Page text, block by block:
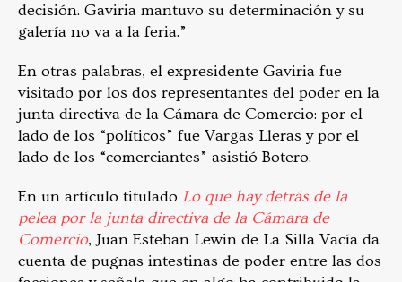
decisión. Gaviria mantuvo su determinación y su
galería no va a la feria.”
En otras palabras, el expresidente Gaviria fue
visitado por los dos representantes del poder en la
junta directiva de la Cámara de Comercio: por el
lado de los “políticos” fue Vargas Lleras y por el
lado de los “comerciantes” asistió Botero.
En un artículo titulado Lo que hay detrás de la
pelea por la junta directiva de la Cámara de
Comercio, Juan Esteban Lewin de La Silla Vacía da
cuenta de pugnas intestinas de poder entre las dos